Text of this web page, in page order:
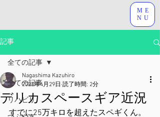
ME
NU
記事
全ての記事
リハビリ
全ての記事
デリカスペースギア近況
Nagashima Kazuhiro
2023年4月29日 読了時間: 2分
すでに25万キロを超えたスペギくん。